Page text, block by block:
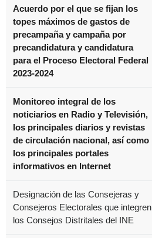
Acuerdo por el que se fijan los
topes máximos de gastos de
precampaña y campaña por
precandidatura y candidatura
para el Proceso Electoral Federal
2023-2024
Monitoreo integral de los
noticiarios en Radio y Televisión,
los principales diarios y revistas
de circulación nacional, así como
los principales portales
informativos en Internet
Designación de las Consejeras y
Consejeros Electorales que integren
los Consejos Distritales del INE